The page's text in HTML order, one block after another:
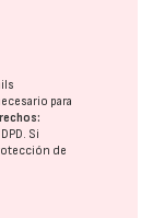
para
. Si
de